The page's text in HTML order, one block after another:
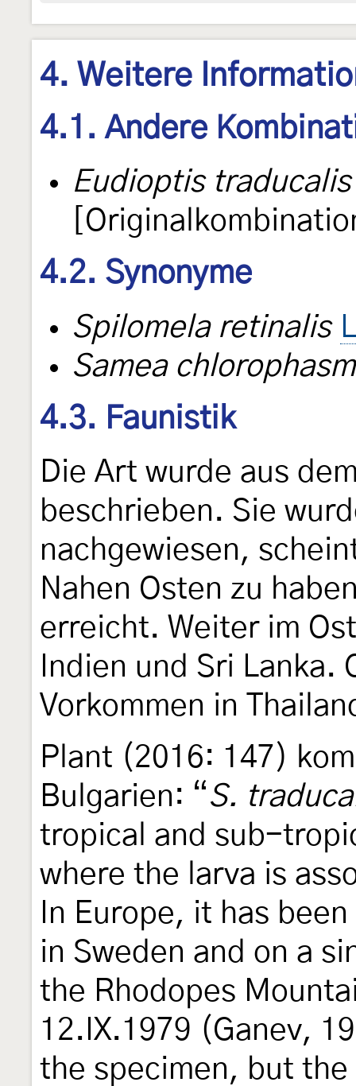
4. Weitere
4.1. Andere
Eudioptis traducalis
4.2. Synonyme
Spilomela retinalis
Samea
4.3. Faunistik
Die Art wurde aus
beschrieben. Sie
nachgewiesen,
Nahen Osten zu
erreicht. Weiter im
Indien und Sri Lanka.
Vorkommen in
Plant (2016: 147)
Bulgarien: “S.
tropical and sub-
where the larva is
In Europe, it has
in Sweden and on a
the Rhodopes
12.IX.1979 (Ganev,
the specimen, but